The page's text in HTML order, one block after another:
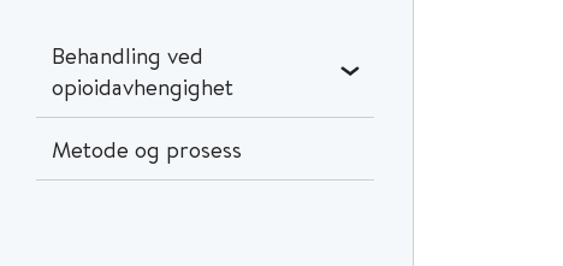
Behandling ved
opioidavhengighet
Metode og prosess